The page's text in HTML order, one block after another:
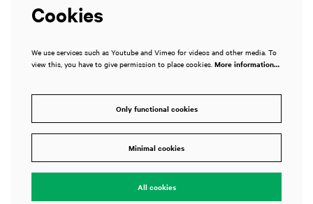
Cookies
We use services such as Youtube and Vimeo for videos and other media. To
view this, you have to give permission to place cookies. More information…
Only functional cookies
Minimal cookies
All cookies